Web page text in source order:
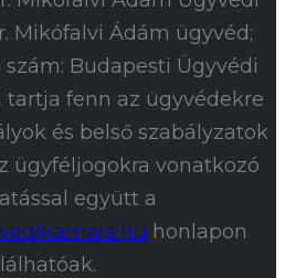
Mikófalvi Ádám ügyvéd;
Budapesti Ügyvédi
tartja fenn az ügyvédekre
és belső szabályzatok
ügyféljogokra vonatkozó
együtt a
honlapon